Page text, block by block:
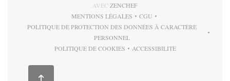
AVEC ZENCHEF((OUVRE UNE NOUVELLE
MENTIONS LÉGALES
((OUVRE UNE NOUVELLE FENÊTRE))
CGU
((OUVRE UNE NOUVELLE
POLITIQUE DE PROTECTION DES DONNÉES À CARACTÈRE
PERSONNEL((OUVRE UNE NOUVELLE FENÊTRE))
POLITIQUE DE COOKIES
((OUVRE UNE NOUVELLE FENÊTRE))
ACCESSIBILITE
((OUVRE UNE NOUVELLE